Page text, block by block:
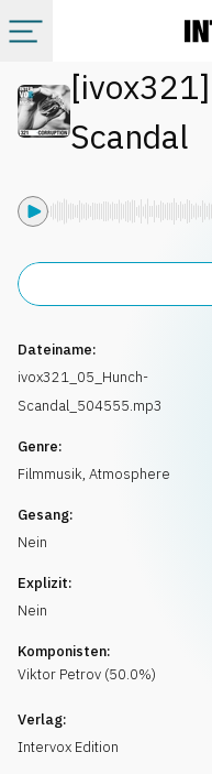
Kategorien
[ivox321]
Scandal
Dateiname:
ivox321_05_Hunch-
Scandal_504555.mp3
Genre:
Filmmusik, Atmosphere
Gesang:
Nein
Explizit:
Nein
Komponisten:
Viktor Petrov (50.0%)
Verlag:
Intervox Edition